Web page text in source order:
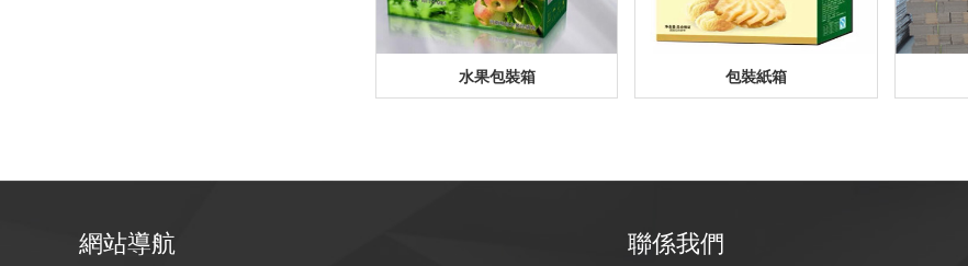
水果包裝箱 包裝紙箱
網站導航 聯係我們